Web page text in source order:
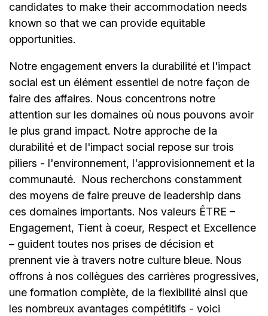
candidates to make their accommodation needs
known so that we can provide equitable
opportunities.
Notre engagement envers la durabilité et l'impact
social est un élément essentiel de notre façon de
faire des affaires. Nous concentrons notre
attention sur les domaines où nous pouvons avoir
le plus grand impact. Notre approche de la
durabilité et de l'impact social repose sur trois
piliers - l'environnement, l'approvisionnement et la
communauté.
Nous recherchons constamment
des moyens de faire preuve de leadership dans
ces domaines importants. Nos valeurs ÊTRE –
Engagement, Tient à coeur, Respect et Excellence
– guident toutes nos prises de décision et
prennent vie à travers notre culture bleue. Nous
offrons à nos collègues des carrières progressives,
une formation complète, de la flexibilité ainsi que
les nombreux avantages compétitifs - voici